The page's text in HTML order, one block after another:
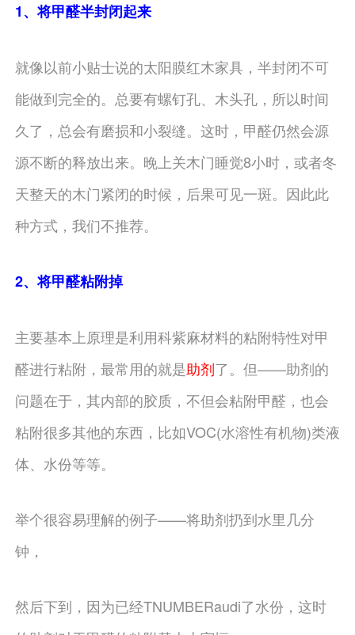
1、将甲醛半封闭起来
就像以前小贴士说的太阳膜红木家具，半封闭不可
能做到完全的。总要有螺钉孔、木头孔，所以时间
久了，总会有磨损和小裂缝。这时，甲醛仍然会源
源不断的释放出来。晚上关木门睡觉8小时，或者冬
天整天的木门紧闭的时候，后果可见一斑。因此此
种方式，我们不推荐。
2、将甲醛粘附掉
主要基本上原理是利用科紫麻材料的粘附特性对甲
醛进行粘附，最常用的就是助剂了。但——助剂的
问题在于，其内部的胶质，不但会粘附甲醛，也会
粘附很多其他的东西，比如VOC(水溶性有机物)类液
体、水份等等。
举个很容易理解的例子——将助剂扔到水里几分
钟，
然后下到，因为已经TNUMBERaudi了水份，这时